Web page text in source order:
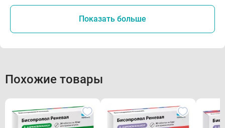
Показать больше
Похожие товары